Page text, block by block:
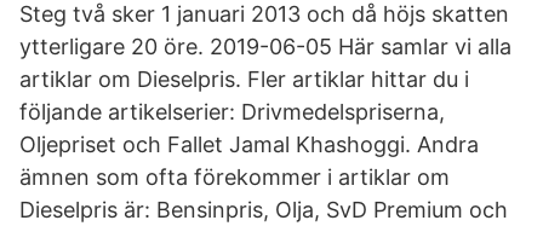
Steg två sker 1 januari 2013 och då höjs skatten
ytterligare 20 öre. 2019-06-05 Här samlar vi alla
artiklar om Dieselpris. Fler artiklar hittar du i
följande artikelserier: Drivmedelspriserna,
Oljepriset och Fallet Jamal Khashoggi. Andra
ämnen som ofta förekommer i artiklar om
Dieselpris är: Bensinpris, Olja, SvD Premium och